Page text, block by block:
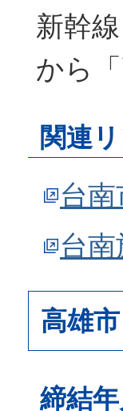
新幹
から
関連
台
台
高雄
締結年